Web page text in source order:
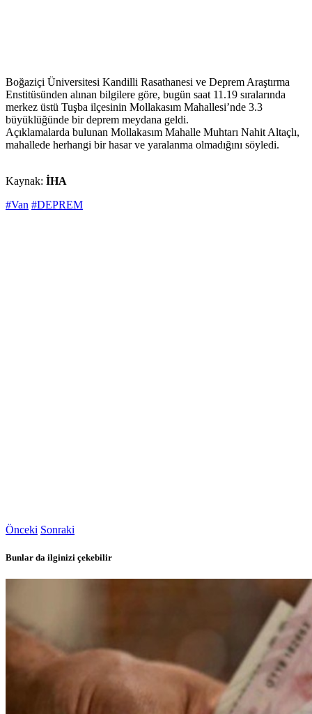
Boğaziçi Üniversitesi Kandilli Rasathanesi ve Deprem Araştırma
Enstitüsünden alınan bilgilere göre, bugün saat 11.19 sıralarında
merkez üstü Tuşba ilçesinin Mollakasım Mahallesi’nde 3.3
büyüklüğünde bir deprem meydana geldi.
Açıklamalarda bulunan Mollakasım Mahalle Muhtarı Nahit Altaçlı,
mahallede herhangi bir hasar ve yaralanma olmadığını söyledi.
Kaynak: İHA
#Van #DEPREM
Önceki Sonraki
Bunlar da ilginizi çekebilir